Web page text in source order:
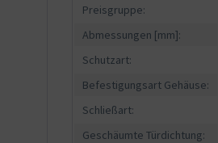
Preisgruppe:
Abmessungen [mm]:
Schutzart:
Befestigungsart Gehäuse:
Schließart:
Geschäumte Türdichtung: